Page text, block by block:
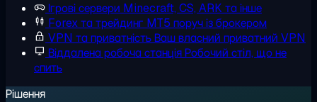
Ігрові сервери Minecraft, CS, ARK та інше
Forex та трейдинг MT5 поруч із брокером
VPN та приватністьВаш власний приватний VPN
Віддалена робоча станціяРобочий стіл, що не
спить
Рішення